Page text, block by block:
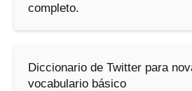
completo.
Diccionario de Twitter para
vocabulario básico